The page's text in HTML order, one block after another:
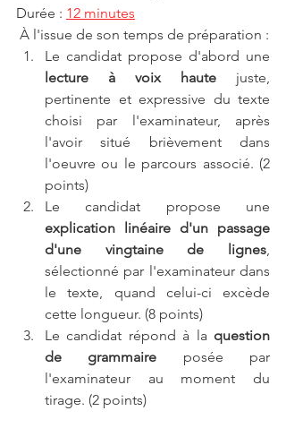
Durée : 12 minutes
À l'issue de son temps de préparation :
lecture à voix haute juste,
pertinente et expressive du texte
choisi par l'examinateur, après
l'avoir situé brièvement dans
l'oeuvre ou le parcours associé. (2
points)
explication linéaire d'un passage
d'une vingtaine de lignes,
sélectionné par l'examinateur dans
le texte, quand celui-ci excède
cette longueur. (8 points)
Le candidat répond à la question
de grammaire posée par
l'examinateur au moment du
tirage. (2 points)